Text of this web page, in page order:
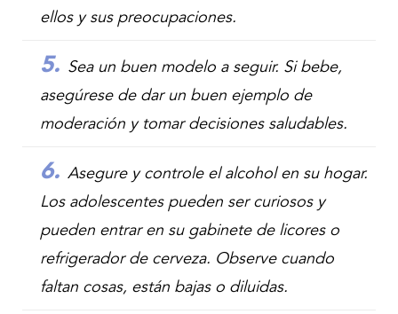
ellos y sus preocupaciones.
Sea un buen modelo a seguir. Si bebe,
asegúrese de dar un buen ejemplo de
moderación y tomar decisiones saludables.
Asegure y controle el alcohol en su hogar.
Los adolescentes pueden ser curiosos y
pueden entrar en su gabinete de licores o
refrigerador de cerveza. Observe cuando
faltan cosas, están bajas o diluidas.